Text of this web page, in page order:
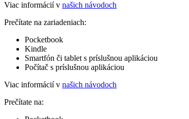
Viac informácií v našich návodoch
Prečítate na zariadeniach:
Pocketbook
Kindle
Smartfón či tablet s príslušnou aplikáciou
Počítač s príslušnou aplikáciou
Viac informácií v našich návodoch
Prečítate na: